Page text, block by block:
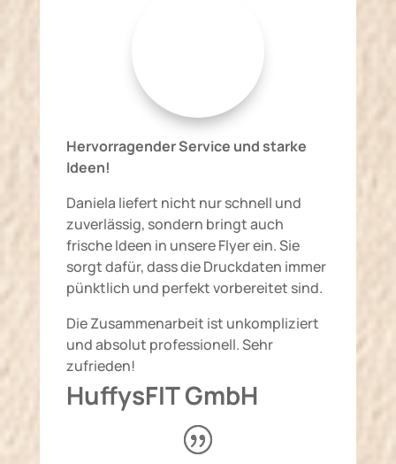
Hervorragender Service und starke
Ideen!
Daniela liefert nicht nur schnell und
zuverlässig, sondern bringt auch
frische Ideen in unsere Flyer ein. Sie
sorgt dafür, dass die Druckdaten immer
pünktlich und perfekt vorbereitet sind.
Die Zusammenarbeit ist unkompliziert
und absolut professionell. Sehr
zufrieden!
HuffysFIT GmbH